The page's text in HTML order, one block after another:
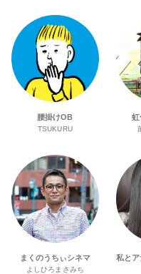
腰掛けOB
TSUKURU
まくのうちぃシネマ
よしひろまさみち
私と